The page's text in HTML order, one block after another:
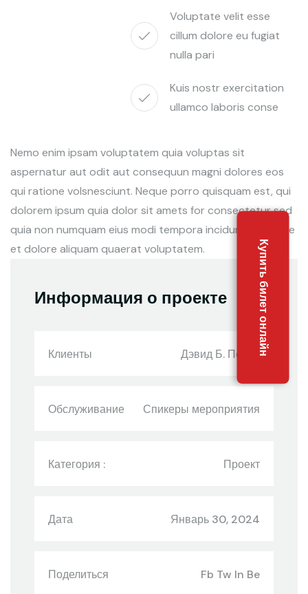
Voluptate velit esse
cillum dolore eu fugiat
nulla pari
Kuis nostr exercitation
ullamco laboris conse
Nemo enim ipsam voluptatem quia voluptas sit
aspernatur aut odit aut consequun magni dolores eos
qui ratione volsnesciunt. Neque porro quisquam est, qui
dolorem ipsum quia dolor sit amets for consectetur sed
quia non numquam eius modi tempora incidunt ut labore
et dolore aliquam quaerat voluptatem.
Информация о проекте
Клиенты Дэвид Б. Перес
Обслуживание Спикеры мероприятия
Категория : Проект
Дата Январь 30, 2024
Поделиться Fb Tw In Be
Купить билет онлайн